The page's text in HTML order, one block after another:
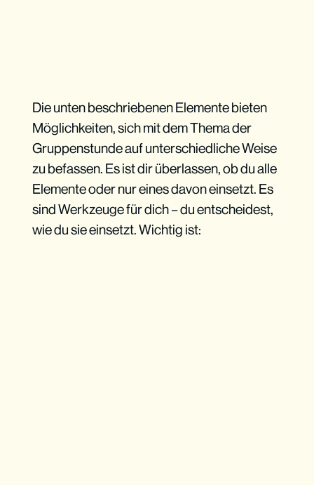
Die unten beschriebenen Elemente bieten
Möglichkeiten, sich mit dem Thema der
Gruppenstunde auf unterschiedliche Weise
zu befassen. Es ist dir überlassen, ob du alle
Elemente oder nur eines davon einsetzt. Es
sind Werkzeuge für dich – du entscheidest,
wie du sie einsetzt. Wichtig ist: